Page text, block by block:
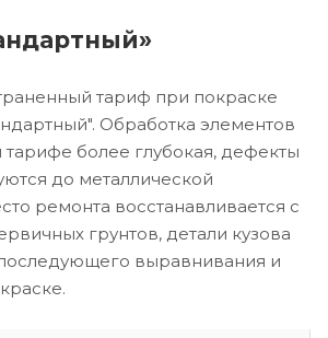
тариф при покраске
Обработка элементов
тарифе более глубокая, дефекты
до металлической
ремонта восстанавливается с
грунтов, детали кузова
выравнивания и